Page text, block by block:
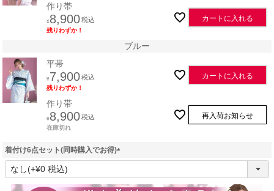
作り帯
¥ 8,900税込
残りわずか！
カートに入れる
ブルー
平帯
¥ 7,900税込
残りわずか！
カートに入れる
作り帯
¥ 8,900税込
在庫切れ
再入荷お知らせ
着付け6点セット(同時購入でお得)
(
須